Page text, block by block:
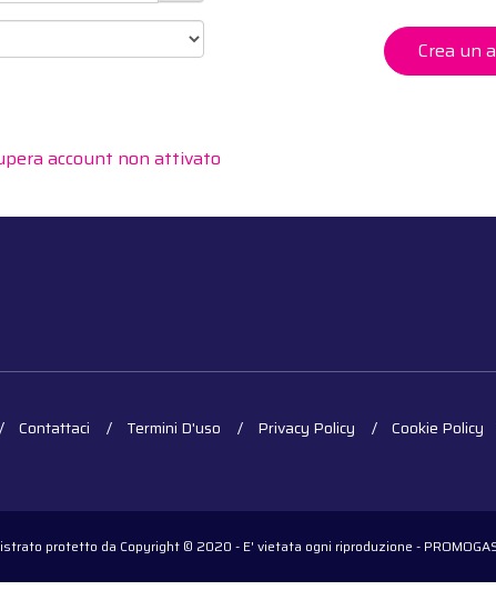
account non attivato
Crea un
Contattaci Termini D'uso Privacy Policy Cookie Policy
protetto da Copyright © 2020 - E' vietata ogni riproduzione -